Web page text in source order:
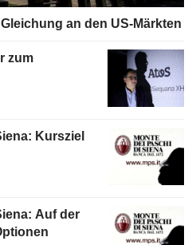
an den US-Märkten
zum
Kursziel
Auf der